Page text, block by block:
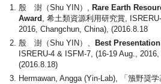
殷 澍（Shu YIN）, Rare Earth
Award , 希土類資源利用研究賞,
2016, Changchun, China), (2016.8.18
殷 澍（Shu YIN）、
Best
ISRERU-4 & ISFM-7, (16-19 Aug.,
(2016.8.18)
Hermawan, Angga (Yin-Lab), 「籏野奨